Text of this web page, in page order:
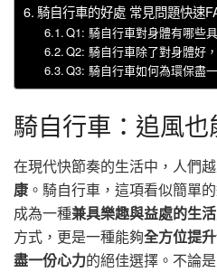
騎自行車的好處 常見問題快速
Q1: 騎自行車對身體有哪些
Q2: 騎自行車除了對身體好
Q3: 騎自行車如何為環保盡
騎自行車：追風
在現代快節奏的生活中，人們
康 。騎自行車，這項看似簡單
成為一種兼具樂趣與益處的生
方式，更是一種能夠全方位提
盡一份心力的絕佳選擇。不論